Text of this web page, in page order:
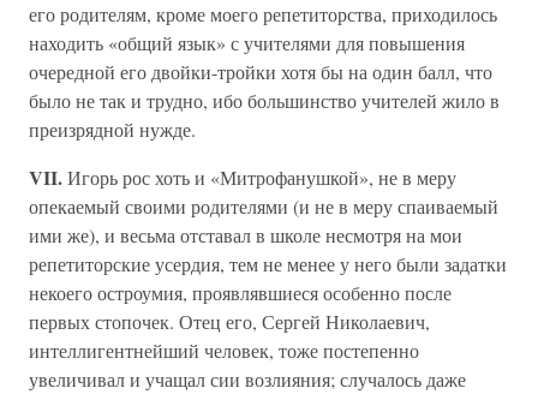
его родителям, кроме моего репетиторства, приходилось
находить «общий язык» с учителями для повышения
очередной его двойки-тройки хотя бы на один балл, что
было не так и трудно, ибо большинство учителей жило в
преизрядной нужде.
VII.Игорь рос хоть и «Митрофанушкой», не в меру
опекаемый своими родителями (и не в меру спаиваемый
ими же), и весьма отставал в школе несмотря на мои
репетиторские усердия, тем не менее у него были задатки
некоего остроумия, проявлявшиеся особенно после
первых стопочек. Отец его, Сергей Николаевич,
интеллигентнейший человек, тоже постепенно
увеличивал и учащал сии возлияния; случалось даже